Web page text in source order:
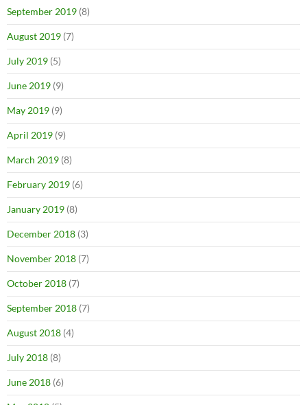
September 2019 (8)
August 2019 (7)
July 2019 (5)
June 2019 (9)
May 2019 (9)
April 2019 (9)
March 2019 (8)
February 2019 (6)
January 2019 (8)
December 2018 (3)
November 2018 (7)
October 2018 (7)
September 2018 (7)
August 2018 (4)
July 2018 (8)
June 2018 (6)